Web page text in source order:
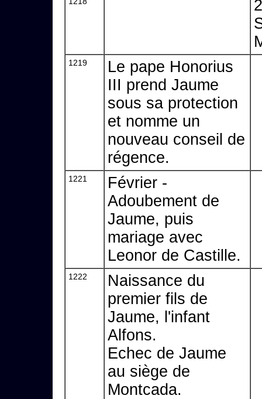
1219
Le pape Honorius
III prend Jaume
sous sa protection
et nomme un
nouveau conseil de
régence.
1221
Février -
Adoubement de
Jaume, puis
mariage avec
Leonor de Castille.
1222
Naissance du
premier fils de
Jaume, l'infant
Alfons.
Echec de Jaume
au siège de
Montcada.